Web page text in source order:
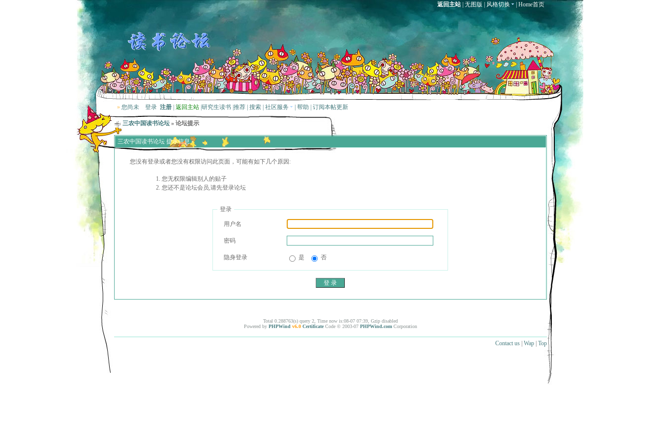
返回主站| 无图版 风格切换 Home首页
» 您尚未 登录 注册 返回主站 研究生读书 推荐 搜索 社区服务 帮助 订阅本帖更新
三农中国读书论坛 » 论坛提示
三农中国读书论坛 提示信息
您没有登录或者您没有权限访问此页面，可能有如下几个原因:
您无权限编辑别人的贴子
您还不是论坛会员,请先登录论坛
登录
用户名
密码
隐身登录 是 否
Total 0.288763(s) query 2, Time now is:08-07 07:39, Gzip disabled
Powered by PHPWind v6.0 Certificate Code © 2003-07 PHPWind.com Corporation
Contact us | Wap | Top